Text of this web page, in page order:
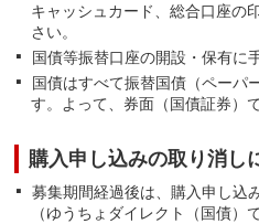
キャッシュカード、総合口座の
さい。
国債等振替口座の開設・保有に
国債はすべて振替国債（ペーパ
す。よって、券面（国債証券）
購入申し込みの取り消し
募集期間経過後は、購入申し込
（ゆうちょダイレクト（国債）